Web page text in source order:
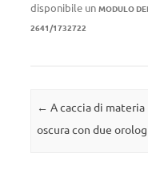
disponibile un MODULO
2641/1732722
Navigazione articolo
← A caccia di materia
oscura con due